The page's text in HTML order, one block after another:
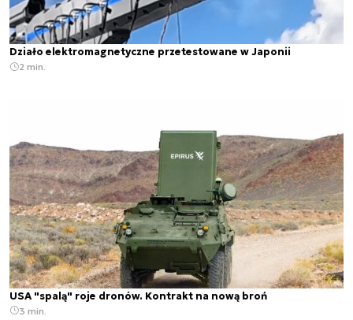
Działo elektromagnetyczne przetestowane w Japonii
2 min.
USA "spalą" roje dronów. Kontrakt na nową broń
3 min.